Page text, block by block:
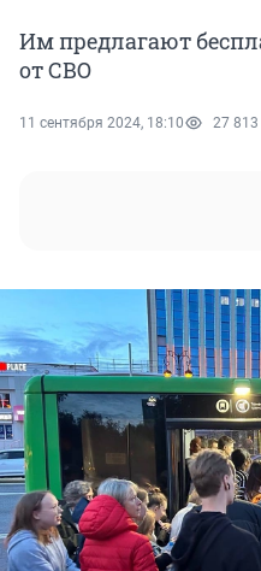
Им предлагают
от СВО
11 сентября 2024, 18:10 27 813